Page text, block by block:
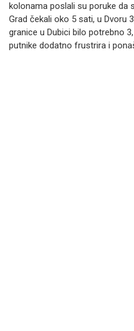
kolonama poslali su poruke da
Grad čekali oko 5 sati, u Dvoru
granice u Dubici bilo potrebno
putnike dodatno frustrira i